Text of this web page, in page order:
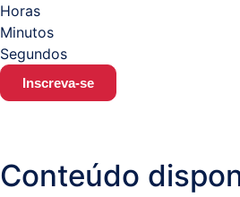
Horas
Minutos
Segundos
Inscreva-se
Conteúdo